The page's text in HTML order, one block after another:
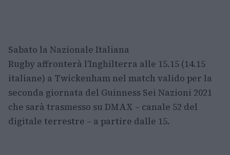
Sabato la Nazionale Italiana
Rugby affronterà l’Inghilterra alle 15.15 (14.15
italiane) a Twickenham nel match valido per la
seconda giornata del Guinness Sei Nazioni 2021
che sarà trasmesso su DMAX – canale 52 del
digitale terrestre – a partire dalle 15.